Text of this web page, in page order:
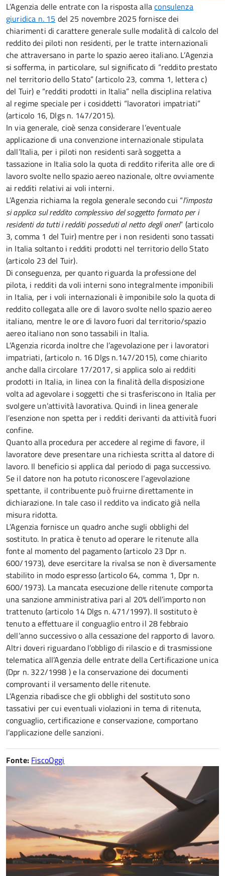
L’Agenzia delle entrate con la risposta allaconsulenza
giuridica n. 15 del 25 novembre 2025 fornisce dei
chiarimenti di carattere generale sulle modalità di calcolo del
reddito dei piloti non residenti, per le tratte internazionali
che attraversano in parte lo spazio aereo italiano. L’Agenzia
si sofferma, in particolare, sul significato di “reddito prestato
nel territorio dello Stato” (articolo 23, comma 1, lettera c)
del Tuir) e “redditi prodotti in Italia” nella disciplina relativa
al regime speciale per i cosiddetti “lavoratori impatriati”
(articolo 16, Dlgs n. 147/2015).
In via generale, cioè senza considerare l’eventuale
applicazione di una convenzione internazionale stipulata
dall’Italia, per i piloti non residenti sarà soggetta a
tassazione in Italia solo la quota di reddito riferita alle ore di
lavoro svolte nello spazio aereo nazionale, oltre ovviamente
ai redditi relativi ai voli interni.
L’Agenzia richiama la regola generale secondo cui “l’imposta
si applica sul reddito complessivo del soggetto formato per i
residenti da tutti i redditi posseduti al netto degli oneri” (articolo
3, comma 1 del Tuir) mentre per i non residenti sono tassati
in Italia soltanto i redditi prodotti nel territorio dello Stato
(articolo 23 del Tuir).
Di conseguenza, per quanto riguarda la professione del
pilota, i redditi da voli interni sono integralmente imponibili
in Italia, per i voli internazionali è imponibile solo la quota di
reddito collegata alle ore di lavoro svolte nello spazio aereo
italiano, mentre le ore di lavoro fuori dal territorio/spazio
aereo italiano non sono tassabili in Italia.
L’Agenzia ricorda inoltre che l’agevolazione per i lavoratori
impatriati, (articolo n. 16 Dlgs n.147/2015), come chiarito
anche dalla circolare 17/2017, si applica solo ai redditi
prodotti in Italia, in linea con la finalità della disposizione
volta ad agevolare i soggetti che si trasferiscono in Italia per
svolgere un’attività lavorativa. Quindi in linea generale
l’esenzione non spetta per i redditi derivanti da attività fuori
confine.
Quanto alla procedura per accedere al regime di favore, il
lavoratore deve presentare una richiesta scritta al datore di
lavoro. Il beneficio si applica dal periodo di paga successivo.
Se il datore non ha potuto riconoscere l’agevolazione
spettante, il contribuente può fruirne direttamente in
dichiarazione. In tale caso il reddito va indicato già nella
misura ridotta.
L’Agenzia fornisce un quadro anche sugli obblighi del
sostituto. In pratica è tenuto ad operare le ritenute alla
fonte al momento del pagamento (articolo 23 Dpr n.
600/1973), deve esercitare la rivalsa se non è diversamente
stabilito in modo espresso (articolo 64, comma 1, Dpr n.
600/1973). La mancata esecuzione delle ritenute comporta
una sanzione amministrativa pari al 20% dell’importo non
trattenuto (articolo 14 Dlgs n. 471/1997). Il sostituto è
tenuto a effettuare il conguaglio entro il 28 febbraio
dell’anno successivo o alla cessazione del rapporto di lavoro.
Altri doveri riguardano l’obbligo di rilascio e di trasmissione
telematica all’Agenzia delle entrate della Certificazione unica
(Dpr n. 322/1998 ) e la conservazione dei documenti
comprovanti il versamento delle ritenute.
L’Agenzia ribadisce che gli obblighi del sostituto sono
tassativi per cui eventuali violazioni in tema di ritenuta,
conguaglio, certificazione e conservazione, comportano
l’applicazione delle sanzioni.
Fonte: FiscoOggi